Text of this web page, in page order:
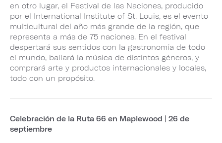
en otro lugar, el Festival de las Naciones, producido
por el International Institute of St. Louis, es el evento
multicultural del año más grande de la región, que
representa a más de 75 naciones. En el festival
despertará sus sentidos con la gastronomía de todo
el mundo, bailará la música de distintos géneros, y
comprará arte y productos internacionales y locales,
todo con un propósito.
Celebración de la Ruta 66 en Maplewood | 26 de
septiembre